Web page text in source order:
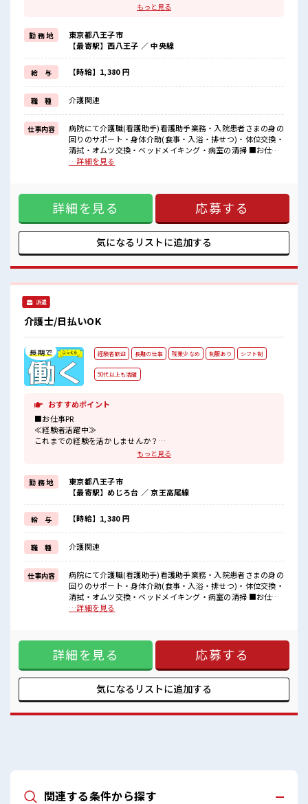
≪プライベートが充実する≫
場合によってはお願いすることもありますが、
残業はほとんどナシ！
≪動きやすい制服アリ≫
制服があるので、
毎日の服装の悩み解消♪
≪自分に向いている仕事が探せる≫
困った事などがあれば、
担当がしっかりサポートします！
■職場の雰囲気
残業は少なめ！
たまに残業するくらいなら…という方、
チョットだけの経験もしっかり活かせます！
もっと見る
勤 務 地
東京都八王子市
【最寄駅】西八王子 ／ 中央線
給 与 【時給】1,380 円
職 種 介護関連
仕事内容
病院にて介護職(看護助手)看護助手業務・入院患者さまの身の
回りのサポート・身体介助(食事・入浴・排せつ)・体位交換・
清拭・オムツ交換・ベッドメイキング・病室の清掃 ■お仕事
PR ≪経験者優遇≫ これまでの経験を活かしませんか？ ブラン
もありますが、 残業はほとんどナシ！ ≪動きやすい制服アリ
≫ 制服があるので、 毎日の服装の悩み解消♪ ≪自分に向いて
いる仕事が探せる≫ 困った事などがあれば、 担当がしっかり
サポートします！ ■職場の雰囲気 残業は少なめ！ たまに残業
するくらいなら…という方、 応募お待ちしております！ 経験
者歓迎☆ チョットだけの経験もしっかり活かせます！
…詳細を見る
詳細を見る 応募する
気になるリストに追加する
派遣
介護士/日払いOK
経験者歓迎 長期の仕事 残業少なめ 制服あり シフト制
50代以上も活躍
おすすめポイント
■お仕事PR
≪経験者活躍中≫
これまでの経験を活かしませんか？
≪無理なく働ける≫
場合によってはお願いすることもありますが、
残業はほとんどナシ！
制服があると毎日の服選びに悩まずOK♪
≪自分に合った期間で働ける≫
福利厚生が整った派遣のお仕事です！
■職場の雰囲気
残業はほとんどありません！
今までの経験やスキルを活かして新しいフィールドで活躍するチャ
ンス！
もっと見る
勤 務 地
東京都八王子市
【最寄駅】めじろ台 ／ 京王高尾線
給 与 【時給】1,380 円
職 種 介護関連
仕事内容
病院にて介護職(看護助手)看護助手業務・入院患者さまの身の
回りのサポート・身体介助(食事・入浴・排せつ)・体位交換・
清拭・オムツ交換・ベッドメイキング・病室の清掃 ■お仕事
PR ≪経験者活躍中≫ これまでの経験を活かしませんか？ ブラ
ありますが、 残業はほとんどナシ！ 制服があると毎日の服選
びに悩まずOK♪ ≪自分に合った期間で働ける≫ 福利厚生が
整った派遣のお仕事です！ ■職場の雰囲気 残業はほとんどあ
りません！ 今までの経験やスキルを活かして新しいフィール
ドで活躍するチャンス！
…詳細を見る
詳細を見る 応募する
気になるリストに追加する
関連する条件から探す